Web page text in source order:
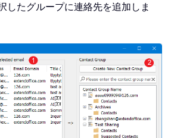
したグループに連絡先を追加しま